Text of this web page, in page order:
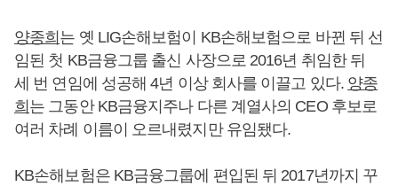
양종희는 옛 LIG손해보험이 KB손해보험으로 바뀐 뒤 선
임된 첫 KB금융그룹 출신 사장으로 2016년 취임한 뒤
세 번 연임에 성공해 4년 이상 회사를 이끌고 있다. 양종
희는 그동안 KB금융지주나 다른 계열사의 CEO 후보로
여러 차례 이름이 오르내렸지만 유임됐다.
KB손해보험은 KB금융그룹에 편입된 뒤 2017년까지 꾸